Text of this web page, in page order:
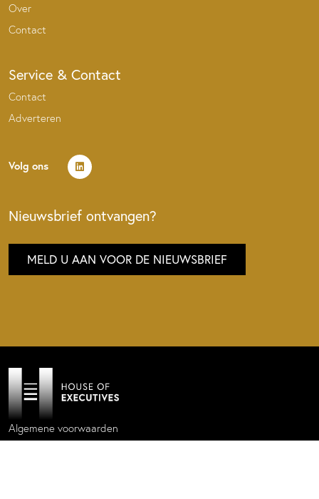
Over
Contact
Service & Contact
Contact
Adverteren
Volg ons
Nieuwsbrief ontvangen?
MELD U AAN VOOR DE NIEUWSBRIEF
Algemene voorwaarden
Privacy policy